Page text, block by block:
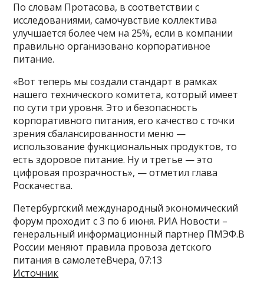
По словам Протасова, в соответствии с
исследованиями, самочувствие коллектива
улучшается более чем на 25%, если в компании
правильно организовано корпоративное
питание.
«Вот теперь мы создали стандарт в рамках
нашего технического комитета, который имеет
по сути три уровня. Это и безопасность
корпоративного питания, его качество с точки
зрения сбалансированности меню —
использование функциональных продуктов, то
есть здоровое питание. Ну и третье — это
цифровая прозрачность», — отметил глава
Роскачества.
Петербургский международный экономический
форум проходит с 3 по 6 июня. РИА Новости –
генеральный информационный партнер ПМЭФ.В
России меняют правила провоза детского
питания в самолетеВчера, 07:13
Источник